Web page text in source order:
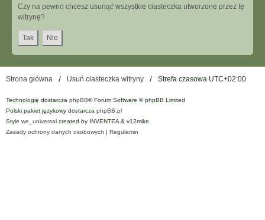
Czy na pewno chcesz usunąć wszystkie ciasteczka utworzone przez tę
witrynę?
Strona główna Usuń ciasteczka witryny Strefa czasowa UTC+02:00
Technologię dostarcza phpBB® Forum Software © phpBB Limited
Polski pakiet językowy dostarcza phpBB.pl
Style we_universal created by INVENTEA & v12mike
Zasady ochrony danych osobowych | Regulamin